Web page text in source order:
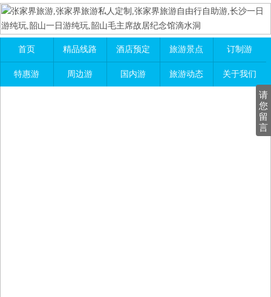
首页 精品线路 酒店预定 旅游景点 订制游
特惠游 周边游 国内游 旅游动态 关于我们
请
您
留
言